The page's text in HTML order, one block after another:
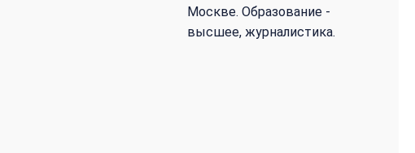
Москве. Образование -
высшее, журналистика.